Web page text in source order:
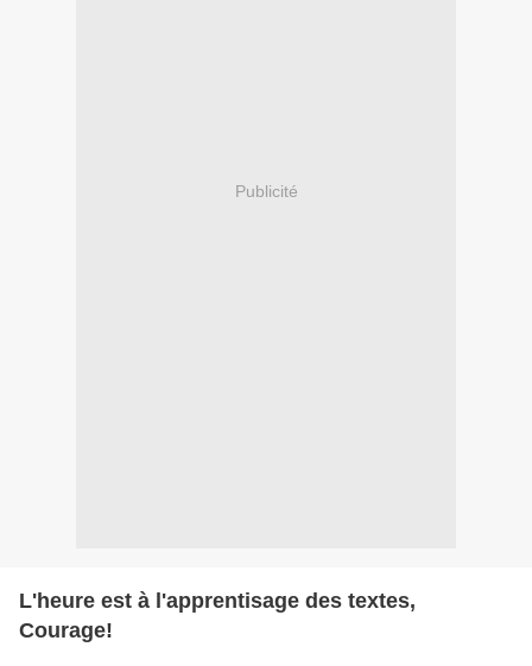
Publicité
L'heure est à l'apprentisage des textes,
Courage!